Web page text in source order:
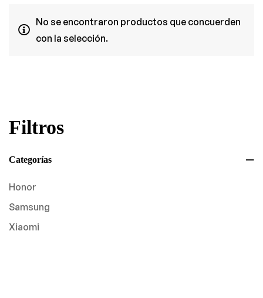
Filtros
Categorías
Honor
Samsung
Xiaomi
No se encontraron productos que concuerden
con la selección.